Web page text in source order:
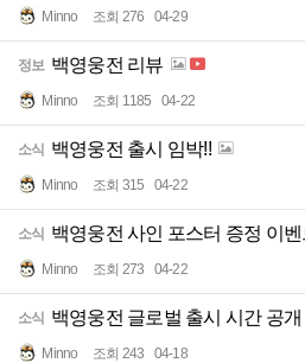
Minno 조회 276 04-29
정보 백영웅전 리뷰
Minno 조회 1185 04-22
소식 백영웅전 출시 임박!!
Minno 조회 315 04-22
소식 백영웅전 사인 포스터 증정 이벤
Minno 조회 273 04-22
소식 백영웅전 글로벌 출시 시간 공개
Minno 조회 243 04-18